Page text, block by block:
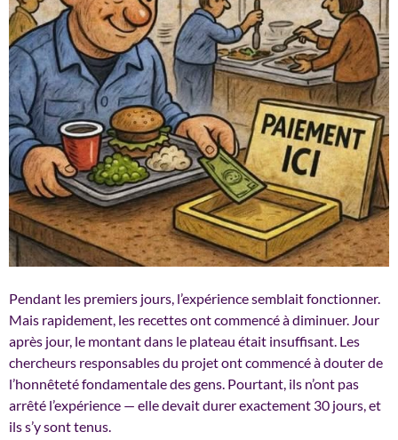
Pendant les premiers jours, l’expérience semblait fonctionner.
Mais rapidement, les recettes ont commencé à diminuer. Jour
après jour, le montant dans le plateau était insuffisant. Les
chercheurs responsables du projet ont commencé à douter de
l’honnêteté fondamentale des gens. Pourtant, ils n’ont pas
arrêté l’expérience — elle devait durer exactement 30 jours, et
ils s’y sont tenus.